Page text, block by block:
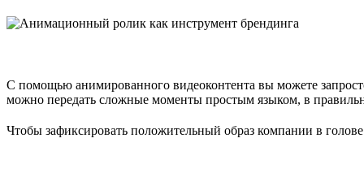
С помощью анимированного видеоконтента вы можете
можно передать сложные моменты простым языком, в
Чтобы зафиксировать положительный образ компании в